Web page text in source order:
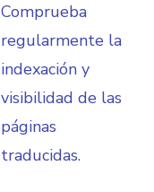
Comprueba
regularmente la
indexación y
visibilidad de las
páginas
traducidas.